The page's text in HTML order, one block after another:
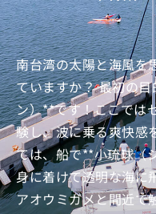
南台湾の太陽と海風を
ていますか？ 最初の
ン）**です！ここでは
験し、波に乗る爽快感
ては、船で**小琉球（
身に着けて透明な海に
アオウミガメと間近で